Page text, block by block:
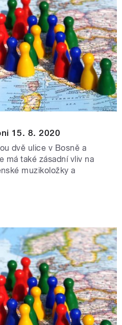
15. 8. 2020
dvě ulice v Bosně a
má také zásadní vliv na
muzikoložky a